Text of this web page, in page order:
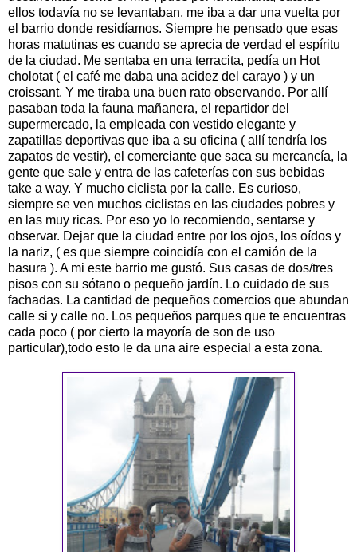
ellos todavía no se levantaban, me iba a dar una vuelta por
el barrio donde residíamos. Siempre he pensado que esas
horas matutinas es cuando se aprecia de verdad el espíritu
de la ciudad. Me sentaba en una terracita, pedía un Hot
cholotat ( el café me daba una acidez del carayo ) y un
croissant. Y me tiraba una buen rato observando. Por allí
pasaban toda la fauna mañanera, el repartidor del
supermercado, la empleada con vestido elegante y
zapatillas deportivas que iba a su oficina ( allí tendría los
zapatos de vestir), el comerciante que saca su mercancía, la
gente que sale y entra de las cafeterías con sus bebidas
take a way. Y mucho ciclista por la calle. Es curioso,
siempre se ven muchos ciclistas en las ciudades pobres y
en las muy ricas. Por eso yo lo recomiendo, sentarse y
observar. Dejar que la ciudad entre por los ojos, los oídos y
la nariz, ( es que siempre coincidía con el camión de la
basura ). A mi este barrio me gustó. Sus casas de dos/tres
pisos con su sótano o pequeño jardín. Lo cuidado de sus
fachadas. La cantidad de pequeños comercios que abundan
calle si y calle no. Los pequeños parques que te encuentras
cada poco ( por cierto la mayoría de son de uso
particular),todo esto le da una aire especial a esta zona.